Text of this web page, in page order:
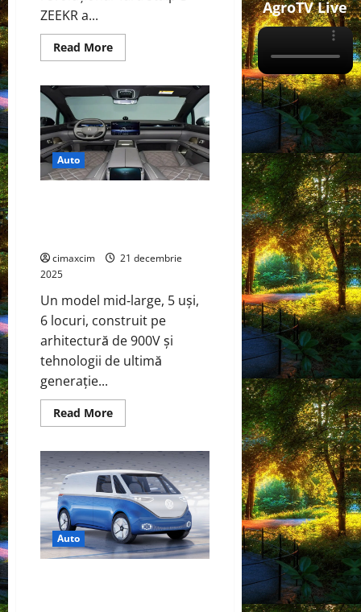
ZEEKR a...
Read MoreRead
more
MIX
–
MPV-
ul
electric
inteligent
care
reinventează
mobilitatea
Auto
cimaxcim
21 decembrie
2025
Un model mid‑large, 5 uși,
6 locuri, construit pe
arhitectură de 900V și
tehnologii de ultimă
generație...
Read MoreRead
more
ES8
–
Noul
SUV
electric
premium
care
ridică
standardele
industriei
Auto
AgroTV Live